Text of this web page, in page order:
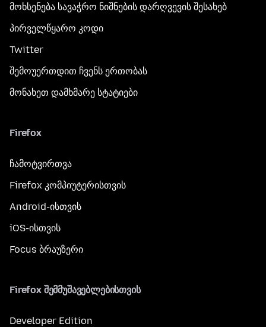
მოხსენება სავაჭრო ნიშნების დარღვევის შესახებ
პირველწყარო კოდი
Twitter
შემოუერთდით ჩვენს ერთობას
მონახეთ დამხმარე სტატიები
Firefox
ჩამოტვირთვა
Firefox კომპიუტერისთვის
Android-ისთვის
iOS-ისთვის
Focus ბრაუზერი
Firefox შემმუშავებლებისთვის
Developer Edition